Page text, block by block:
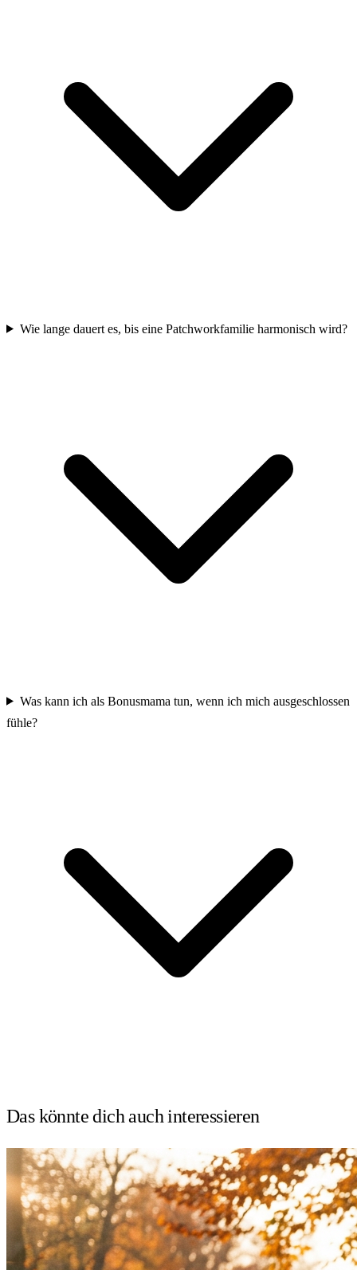
Wie lange dauert es, bis eine Patchworkfamilie harmonisch wird?
Was kann ich als Bonusmama tun, wenn ich mich ausgeschlossen
fühle?
Das könnte dich auchinteressieren